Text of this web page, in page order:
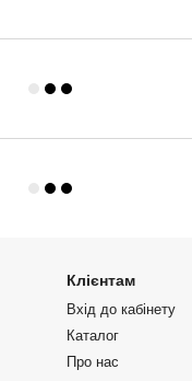
Клієнтам
Вхід до кабінету
Каталог
Про нас